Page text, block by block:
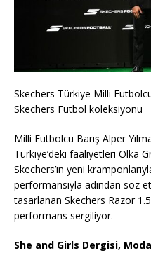
Skechers Türkiye Milli
Skechers Futbol koleksiyonu
Milli Futbolcu Barış Alper
Türkiye’deki faaliyetleri Olka
Skechers’ın yeni
performansıyla adından söz
tasarlanan Skechers Razor
performans sergiliyor.
She and Girls Dergisi,